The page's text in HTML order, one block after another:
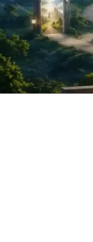
コ
テ
ン
ツ
へ
ス